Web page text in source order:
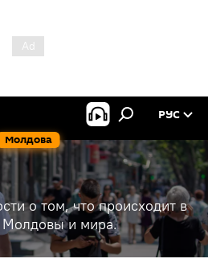
Молдова
РУС
о том, что происходит в
и мира.